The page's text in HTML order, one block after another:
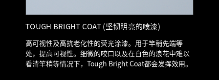
TOUGH BRIGHT COAT (坚韧明亮的喷漆)
高可视性及高抗老化性的荧光涂漆。用于竿稍先端等
处，提高可视性。细微的咬口以及在白色的浪花中难以
看清竿稍等情况下，Tough Bright Coat都会发挥效用。